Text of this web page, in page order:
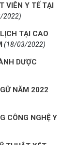
VIÊN Y TẾ TẠI
2022)
TẠI CAO
(18/03/2022)
DƯỢC
NĂM 2022
CÔNG NGHỆ Y